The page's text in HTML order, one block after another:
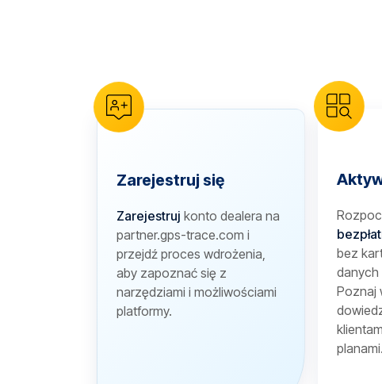
Zarejestruj się
Zarejestruj konto dealera na
partner.gps-trace.com i
przejdź proces wdrożenia,
aby zapoznać się z
narzędziami i możliwościami
platformy.
bez
danych
Poznaj
planami.